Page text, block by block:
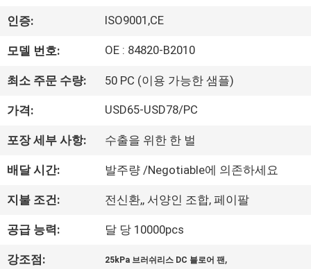
리
에
것
공
장
투
어
인증: ISO9001,CE
모델 번호: OE : 84820-B2010
최소 주문 수량: 50 PC (이용 가능한 샘플)
가격: USD65-USD78/PC
포장 세부 사항: 수출을 위한 한 벌
배달 시간: 발주량 /Negotiable에 의존하세요
지불 조건: 전신환,, 서양인 조합, 페이팔
공급 능력: 달 당 10000pcs
강조점: 25kPa 브러쉬리스 DC 블로어 팬,